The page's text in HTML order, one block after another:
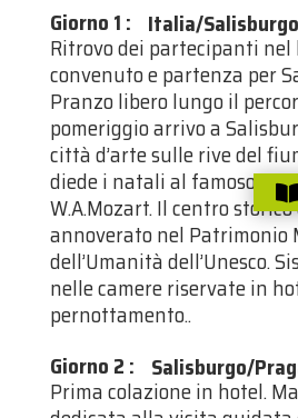
Giorno 1 : Italia/Salisburgo
Ritrovo dei partecipanti nel
convenuto e partenza per
Pranzo libero lungo il
pomeriggio arrivo a
città d’arte sulle rive del
diede i natali al famoso
W.A.Mozart. Il centro
annoverato nel Patrimonio
dell’Umanità dell’Unesco.
nelle camere riservate in
pernottamento..
Giorno 2 : Salisburgo/
Prima colazione in hotel.
